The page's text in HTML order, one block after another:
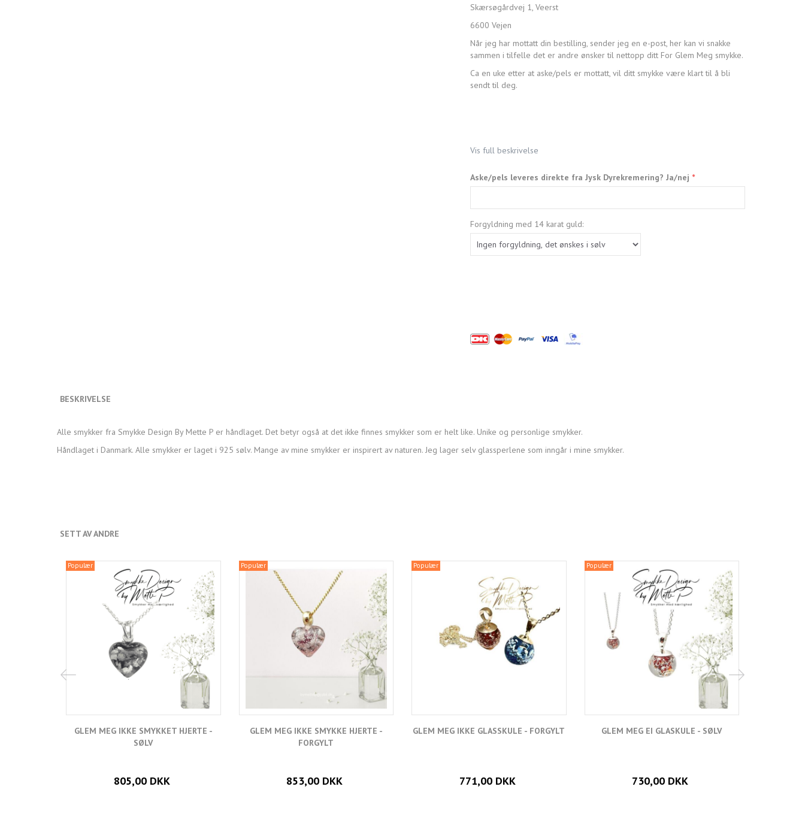
Skærsøgårdvej 1, Veerst
6600 Vejen
Når jeg har mottatt din bestilling, sender jeg en e-post, her kan vi snakke
sammen i tilfelle det er andre ønsker til nettopp ditt For Glem Meg smykke.
Ca en uke etter at aske/pels er mottatt, vil ditt smykke være klart til å bli
sendt til deg.
Vis full beskrivelse
Aske/pels leveres direkte fra Jysk Dyrekremering? Ja/nej
Forgyldning med 14 karat guld:
BESKRIVELSE
Alle smykker fra Smykke Design By Mette P er håndlaget. Det betyr også at det ikke finnes smykker som er helt like. Unike og personlige smykker.
Håndlaget i Danmark. Alle smykker er laget i 925 sølv. Mange av mine smykker er inspirert av naturen. Jeg lager selv glassperlene som inngår i mine smykker.
SETT AV ANDRE
Populær
GLEM MEG IKKE SMYKKET HJERTE -
SØLV
805,00 DKK
Populær
GLEM MEG IKKE SMYKKE HJERTE -
FORGYLT
853,00 DKK
Populær
GLEM MEG IKKE GLASSKULE - FORGYLT
771,00 DKK
Populær
GLEM MEG EI GLASKULE - SØLV
730,00 DKK